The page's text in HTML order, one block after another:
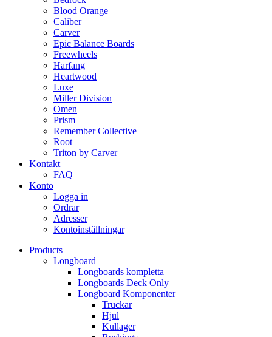
Blood Orange
Caliber
Carver
Epic Balance Boards
Freewheels
Harfang
Heartwood
Luxe
Miller Division
Omen
Prism
Remember Collective
Root
Triton by Carver
Kontakt
FAQ
Konto
Logga in
Ordrar
Adresser
Kontoinställningar
Products
Longboard
Longboards kompletta
Longboards Deck Only
Longboard Komponenter
Truckar
Hjul
Kullager